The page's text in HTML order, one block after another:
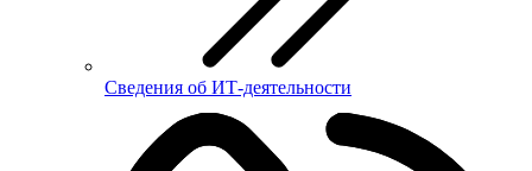
Сведения об ИТ-деятельности